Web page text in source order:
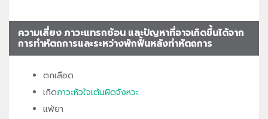
ความเสี่ยง ภาวะแทรกซ้อน และปัญหาที่อาจเกิดขึ้นได้จาก
การทำหัตถการและระหว่างพักฟื้นหลังทำหัตถการ
ตกเลือด
เกิดภาวะหัวใจเต้นผิดจังหวะ
แพ้ยา